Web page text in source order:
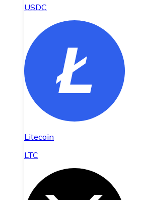
USDC
Litecoin
LTC